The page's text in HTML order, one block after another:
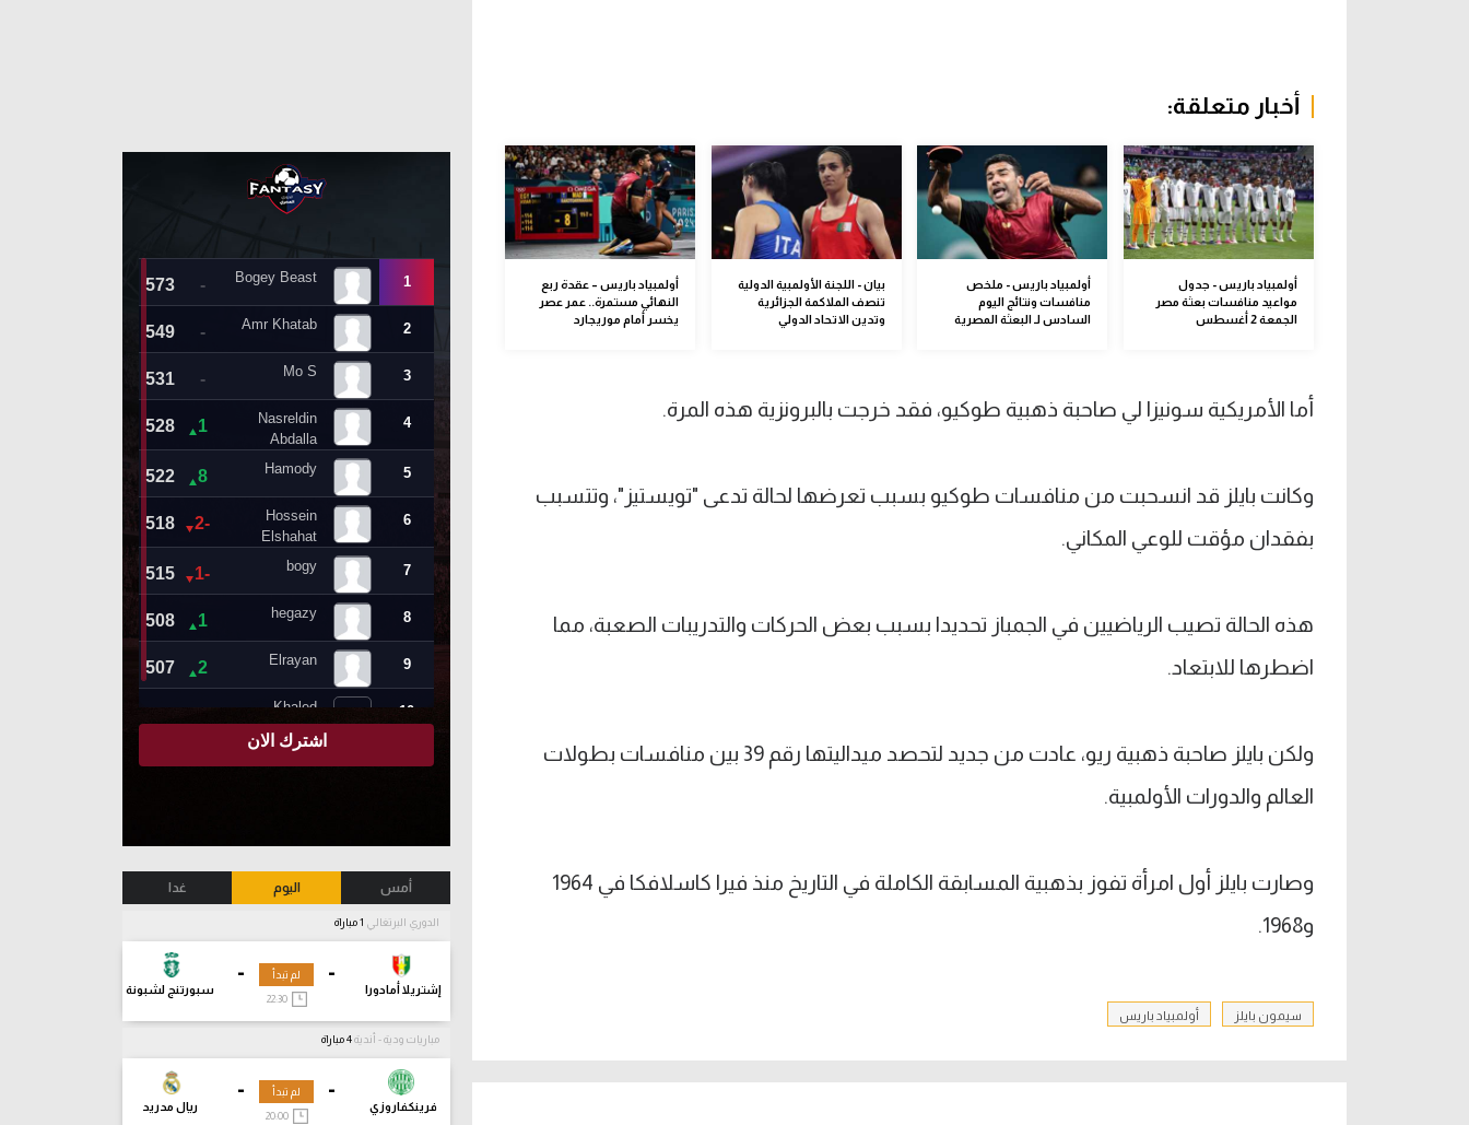
أخبار متعلقة:
أولمبياد باريس - جدول
مواعيد منافسات بعثة مصر
الجمعة 2 أغسطس
أولمبياد باريس - ملخص
منافسات ونتائج اليوم
السادس لـ البعثة المصرية
بيان - اللجنة الأولمبية الدولية
تنصف الملاكمة الجزائرية
وتدين الاتحاد الدولي
أولمبياد باريس – عقدة ربع
النهائي مستمرة.. عمر عصر
يخسر أمام موريجارد
أما الأمريكية سونيزا لي صاحبة ذهبية طوكيو، فقد خرجت بالبرونزية هذه المرة.
وكانت بايلز قد انسحبت من منافسات طوكيو بسبب تعرضها لحالة تدعى "تويستيز"، وتتسبب
بفقدان مؤقت للوعي المكاني.
هذه الحالة تصيب الرياضيين في الجمباز تحديدا بسبب بعض الحركات والتدريبات الصعبة، مما
اضطرها للابتعاد.
ولكن بايلز صاحبة ذهبية ريو، عادت من جديد لتحصد ميداليتها رقم 39 بين منافسات بطولات
العالم والدورات الأولمبية.
وصارت بايلز أول امرأة تفوز بذهبية المسابقة الكاملة في التاريخ منذ فيرا كاسلافكا في 1964
و1968.
سيمون بايلز أولمبياد باريس
أمس اليوم غدا
الدوري البرتغالي
-
إشتريلا أمادورا
-
سبورتنج لشبونة
لم تبدأ
22:30
مباريات ودية - أندية
-
فرينكفاروزي
-
ريال مدريد
لم تبدأ
20:00